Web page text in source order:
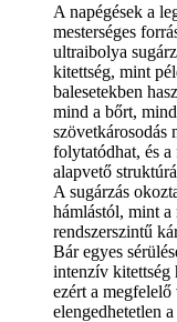
A napégések a
mesterséges
ultraibolya
kitettség, mint
balesetekben
mind a bőrt,
szövetkárosodás
folytatódhat, és a
alapvető
A sugárzás
hámlástól, mint a
rendszerszintű
Bár egyes
intenzív kitettség
ezért a megfelelő
elengedhetetlen